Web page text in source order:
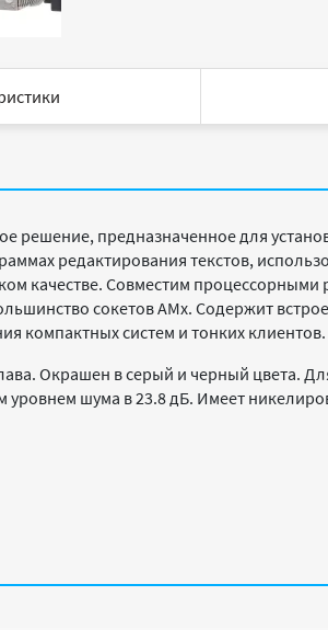
решение, предназначенное для
редактирования текстов,
качестве. Совместим процессорными
сокетов AMx. Содержит
компактных систем и тонких клиентов.
Окрашен в серый и черный цвета.
шума в 23.8 дБ. Имеет